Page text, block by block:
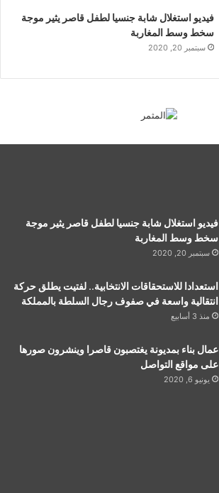
فيديو استغلال شابة جنسيا لطفل قاصر يثير موجة
سخط وسط المغاربة
سبتمبر 20, 2020
فيديو استغلال شابة جنسيا لطفل قاصر يثير موجة
سخط وسط المغاربة
سبتمبر 20, 2020
استعدادا للاستحقاقات الانتخابية.. لفتيت يطلق حركة
انتقالية واسعة في صفوف رجال السلطة بالمملكة
منذ 3 أسابيع
عمال بناء بمديونة يغتصبون قاصرا وينشرون صورها
على مواقع التواصل
يونيو 6, 2020